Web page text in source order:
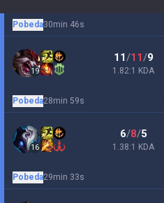
Pobeda30min 46s
19
11/11/9
1.82:1 KDA
Pobeda28min 59s
16
6/8/5
1.38:1 KDA
Pobeda29min 33s